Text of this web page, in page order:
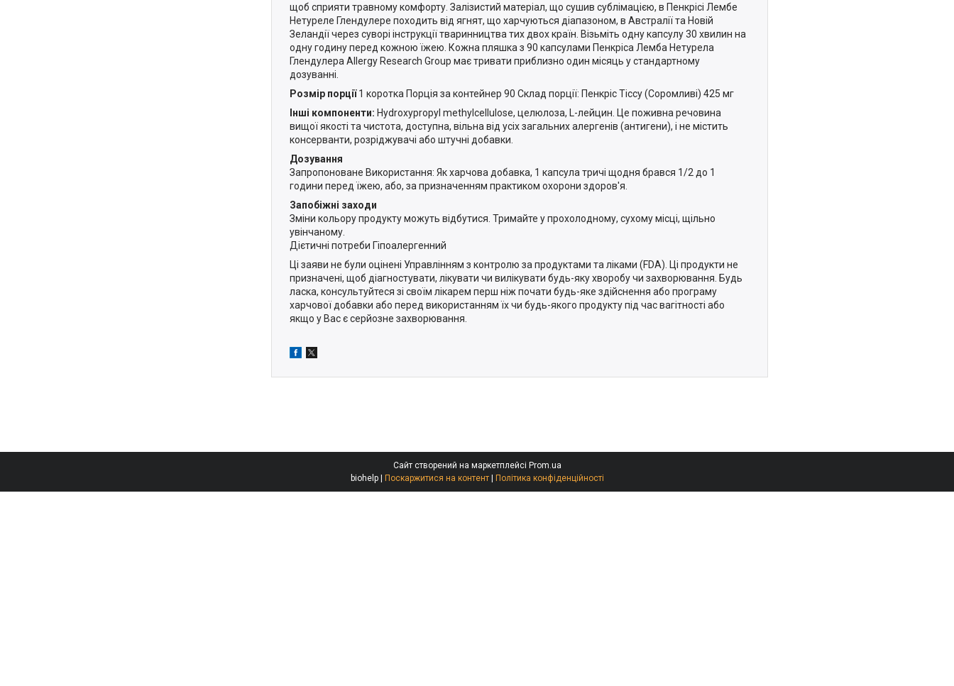
щоб сприяти травному комфорту. Залізистий матеріал, що сушив сублімацією, в Пенкрісі Лембе
Нетуреле Глендулере походить від ягнят, що харчуються діапазоном, в Австралії та Новій
Зеландії через суворі інструкції тваринництва тих двох країн. Візьміть одну капсулу 30 хвилин на
одну годину перед кожною їжею. Кожна пляшка з 90 капсулами Пенкріса Лемба Нетурела
Глендулера Allergy Research Group має тривати приблизно один місяць у стандартному
дозуванні.
Розмір порції1 коротка Порція за контейнер 90 Склад порції: Пенкріс Тіссу (Соромливі) 425 мг
Інші компоненти: Hydroxypropyl methylcellulose, целюлоза, L-лейцин. Це поживна речовина
вищої якості та чистота, доступна, вільна від усіх загальних алергенів (антигени), і не містить
консерванти, розріджувачі або штучні добавки.
Дозування
Запропоноване Використання: Як харчова добавка, 1 капсула тричі щодня брався 1/2 до 1
години перед їжею, або, за призначенням практиком охорони здоров'я.
Запобіжні заходи
Зміни кольору продукту можуть відбутися. Тримайте у прохолодному, сухому місці, щільно
увінчаному.
Дієтичні потреби Гіпоалергенний
Ці заяви не були оцінені Управлінням з контролю за продуктами та ліками (FDA). Ці продукти не
призначені, щоб діагностувати, лікувати чи вилікувати будь-яку хворобу чи захворювання. Будь
ласка, консультуйтеся зі своїм лікарем перш ніж почати будь-яке здійснення або програму
харчової добавки або перед використанням їх чи будь-якого продукту під час вагітності або
якщо у Вас є серйозне захворювання.
Сайт створений на маркетплейсі Prom.ua
biohelp | Поскаржитися на контент | Політика конфіденційності